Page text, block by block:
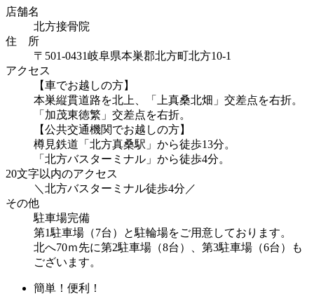
店舗名
北方接骨院
住 所
〒501-0431岐阜県本巣郡北方町北方10-1
アクセス
【車でお越しの方】
本巣縦貫道路を北上、「上真桑北畑」交差点を右折。
「加茂東徳繁」交差点を右折。
【公共交通機関でお越しの方】
樽見鉄道「北方真桑駅」から徒歩13分。
「北方バスターミナル」から徒歩4分。
20文字以内のアクセス
＼北方バスターミナル徒歩4分／
その他
駐車場完備
第1駐車場（7台）と駐輪場をご用意しております。
北へ70ｍ先に第2駐車場（8台）、第3駐車場（6台）も
ございます。
簡単！便利！